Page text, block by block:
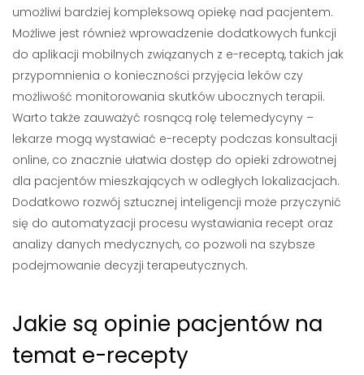
umożliwi bardziej kompleksową opiekę nad pacjentem.
Możliwe jest również wprowadzenie dodatkowych funkcji
do aplikacji mobilnych związanych z e-receptą, takich jak
przypomnienia o konieczności przyjęcia leków czy
możliwość monitorowania skutków ubocznych terapii.
Warto także zauważyć rosnącą rolę telemedycyny –
lekarze mogą wystawiać e-recepty podczas konsultacji
online, co znacznie ułatwia dostęp do opieki zdrowotnej
dla pacjentów mieszkających w odległych lokalizacjach.
Dodatkowo rozwój sztucznej inteligencji może przyczynić
się do automatyzacji procesu wystawiania recept oraz
analizy danych medycznych, co pozwoli na szybsze
podejmowanie decyzji terapeutycznych.
Jakie są opinie pacjentów na
temat e-recepty